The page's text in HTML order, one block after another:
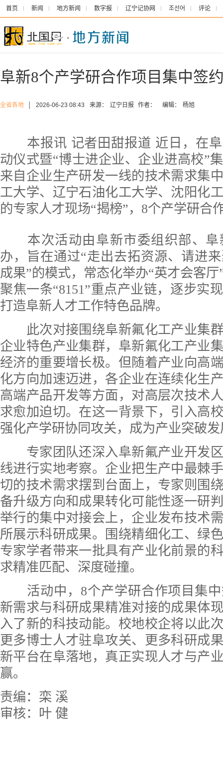
首页 新闻 地方新闻 数字报 辽宁记协网 조선어 评论
阜新8个产学研合作项目集中签
全省各地 2026-06-23 08:43 来源： 辽宁日报 作者： 编辑： 杨旭
本报讯 记者田甜报道 近日，在阜
动仪式暨“博士进企业、企业进高校”
来自企业生产研发一线的技术需求集
工大学、辽宁石油化工大学、沈阳化
的专家人才现场“揭榜”，8个产学研合
本次活动由阜新市委组织部、阜
办，旨在通过“走出去拓资源、请进
成果”的模式，常态化举办“英才会客
聚焦一条“8151”重点产业链，逐步实
打造阜新人才工作特色品牌。
此次对接围绕阜新氟化工产业集群
企业特色产业集群，阜新氟化工产业
经济的重要增长极。但随着产业向高
化方向加速迈进，各企业在连续化生
高端产品开发等方面，对高层次技术
求愈加迫切。在这一背景下，引入高
强化产学研协同攻关，成为产业突破
专家团队还深入阜新氟产业开发区
线进行实地考察。企业把生产中最棘
切的技术需求摆到台面上，专家则围
备升级方向和成果转化可能性逐一研
举行的集中对接会上，企业发布技术
所展示科研成果。围绕精细化工、绿
专家学者带来一批具有产业化前景的
求精准匹配、深度碰撞。
活动中，8个产学研合作项目集中
新需求与科研成果精准对接的成果体
入了新的科技动能。校地校企将以此
更多博士人才驻阜攻关、更多科研成
新平台在阜落地，真正实现人才与产
赢。
责编：栾 溪
审核：叶 健